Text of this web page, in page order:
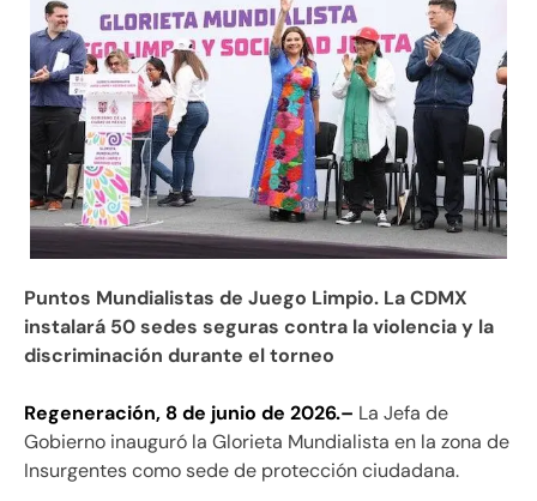
Puntos Mundialistas de Juego Limpio. La CDMX
instalará 50 sedes seguras contra la violencia y la
discriminación durante el torneo
Regeneración, 8 de junio de 2026.– La Jefa de
Gobierno inauguró la Glorieta Mundialista en la zona de
Insurgentes como sede de protección ciudadana.